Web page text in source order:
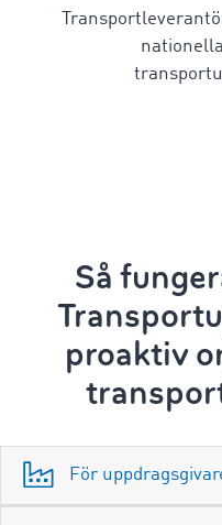
Så
proaktiv
För